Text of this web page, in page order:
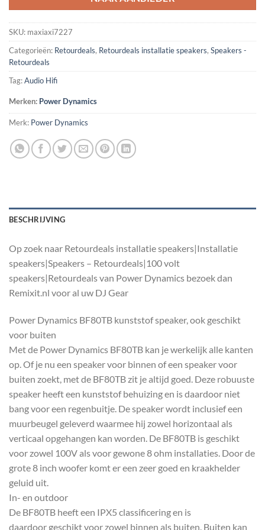
SKU: maxiaxi7227
Categorieën: Retourdeals, Retourdeals installatie speakers, Speakers -
Retourdeals
Tag:Audio Hifi
Merken: Power Dynamics
Merk: Power Dynamics
BESCHRIJVING
Op zoek naar Retourdeals installatie speakers|Installatie
speakers|Speakers – Retourdeals|100 volt
speakers|Retourdeals van Power Dynamics bezoek dan
Remixit.nl voor al uw DJ Gear
Power Dynamics BF80TB kunststof speaker, ook geschikt
voor buiten
Met de Power Dynamics BF80TB kan je werkelijk alle kanten
op. Of je nu een speaker voor binnen of een speaker voor
buiten zoekt, met de BF80TB zit je altijd goed. Deze robuuste
speaker heeft een kunststof behuizing en is daardoor niet
bang voor een regenbuitje. De speaker wordt inclusief een
muurbeugel geleverd waarmee hij zowel horizontaal als
verticaal opgehangen kan worden. De BF80TB is geschikt
voor zowel 100V als voor gewone 8 ohm installaties. Door de
grote 8 inch woofer komt er een zeer goed en kraakhelder
geluid uit.
In- en outdoor
De BF80TB heeft een IPX5 classificering en is
daardoor geschikt voor zowel binnen als buiten. Buiten kan